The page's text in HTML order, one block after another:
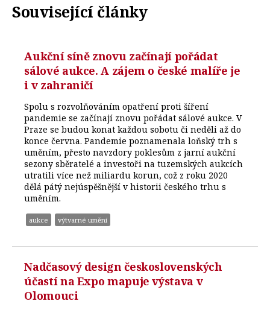
Související články
Aukční síně znovu začínají pořádat
sálové aukce. A zájem o české malíře je
i v zahraničí
Spolu s rozvolňováním opatření proti šíření
pandemie se začínají znovu pořádat sálové aukce. V
Praze se budou konat každou sobotu či neděli až do
konce června. Pandemie poznamenala loňský trh s
uměním, přesto navzdory poklesům z jarní aukční
sezony sběratelé a investoři na tuzemských aukcích
utratili více než miliardu korun, což z roku 2020
dělá pátý nejúspěšnější v historii českého trhu s
uměním.
aukce výtvarné umění
Nadčasový design československých
účastí na Expo mapuje výstava v
Olomouci